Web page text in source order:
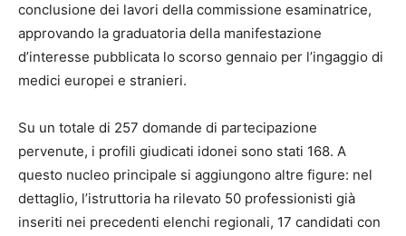
conclusione dei lavori della commissione esaminatrice,
approvando la graduatoria della manifestazione
d’interesse pubblicata lo scorso gennaio per l’ingaggio di
medici europei e stranieri.
Su un totale di 257 domande di partecipazione
pervenute, i profili giudicati idonei sono stati 168. A
questo nucleo principale si aggiungono altre figure: nel
dettaglio, l’istruttoria ha rilevato 50 professionisti già
inseriti nei precedenti elenchi regionali, 17 candidati con